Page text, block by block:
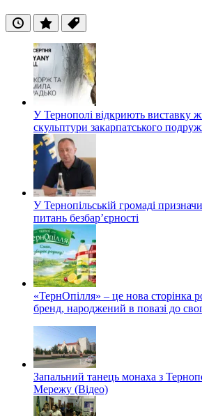
ОстанніПопулярні
Теги
У Тернополі відкриють виставку
скульптури закарпатського
У Тернопільській громаді
питань безбар’єрності
«ТернОпілля» – це нова сторінка
бренд, народжений в повазі до
Запальний танець монаха з
Мережу (Відео)